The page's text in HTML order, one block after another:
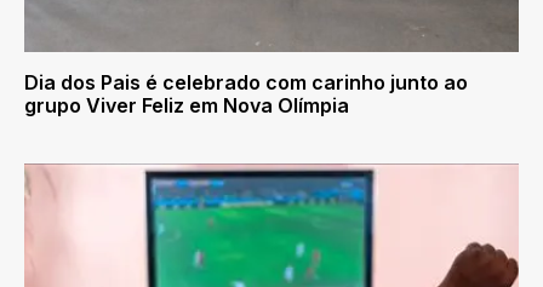
Dia dos Pais é celebrado com carinho junto ao
grupo Viver Feliz em Nova Olímpia